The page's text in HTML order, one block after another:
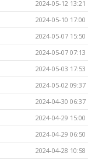
2024-05-12 13:21
2024-05-10 17:00
2024-05-07 15:50
2024-05-07 07:13
2024-05-03 17:53
2024-05-02 09:37
2024-04-30 06:37
2024-04-29 15:00
2024-04-29 06:50
2024-04-28 10:58